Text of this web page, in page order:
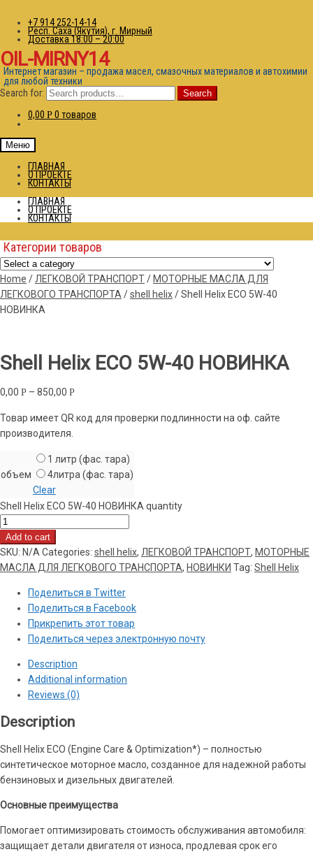
+7 914 252-14-14
Респ. Саха (Якутия), г. Мирный
Доставка 18:00 – 20:00
OIL-MIRNY14
Интернет магазин – продажа масел, смазочных материалов и автохимии
для любой техники
Search for:
Search
0,00 Р 0 товаров
Меню
ГЛАВНАЯ
О ПРОЕКТЕ
КОНТАКТЫ
ГЛАВНАЯ
О ПРОЕКТЕ
КОНТАКТЫ
Категории товаров
Home / ЛЕГКОВОЙ ТРАНСПОРТ/ МОТОРНЫЕ МАСЛА ДЛЯ
ЛЕГКОВОГО ТРАНСПОРТА /shell helix/Shell Helix ECO 5W-40
НОВИНКА
Shell Helix ECO 5W-40 НОВИНКА
0,00 Р – 850,00 Р
Товар имеет QR код для проверки подлинности на оф. сайте
производителя.
объем
1 литр (фас. тара)
4литра (фас. тара)
Clear
Shell Helix ECO 5W-40 НОВИНКА quantity
Add to cart
SKU: N/A Categories: shell helix, ЛЕГКОВОЙ ТРАНСПОРТ, МОТОРНЫЕ
МАСЛА ДЛЯ ЛЕГКОВОГО ТРАНСПОРТА, НОВИНКИ Tag: Shell Helix
Поделиться в Twitter
Поделиться в Facebook
Прикрепить этот товар
Поделиться через электронную почту
Description
Additional information
Reviews (0)
Description
Shell Helix ECO (Engine Care & Optimization*) – полностью
синтетическое моторное масло, созданное для надежной работы
бензиновых и дизельных двигателей.
Основные преимущества
Помогает оптимизировать стоимость обслуживания автомобиля:
защищает детали двигателя от износа, продлевая срок его